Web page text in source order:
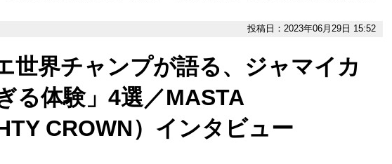
投稿日：2023年06月29日 15:52
世界チャンプが語る、ジャマイカ
る体験」4選／MASTA
CROWN）インタビュー